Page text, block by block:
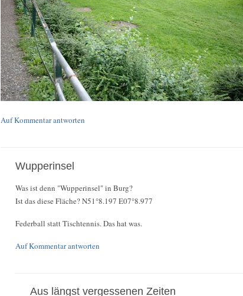
Auf Kommentar antworten
Wupperinsel
Was ist denn "Wupperinsel" in Burg?
Ist das diese Fläche? N51°8.197 E07°8.977
Federball statt Tischtennis. Das hat was.
Auf Kommentar antworten
Aus längst vergessenen Zeiten